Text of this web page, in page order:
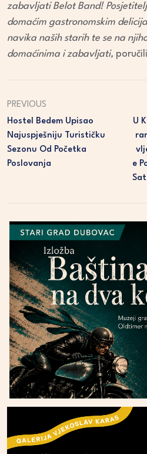
zabavljati Belot Band!
domaćim gastronomskim
navika naših starih te se na
domaćinima i zabavljati,
PREVIOUS
Hostel Bedem Upisao
Najuspješniju Turističku
Sezonu Od Početka
Poslovanja
U
E